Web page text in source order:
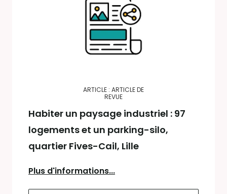
ARTICLE : ARTICLE DE
REVUE
Habiter un paysage industriel : 97
logements et un parking-silo,
quartier Fives-Cail, Lille
Plus d'informations...